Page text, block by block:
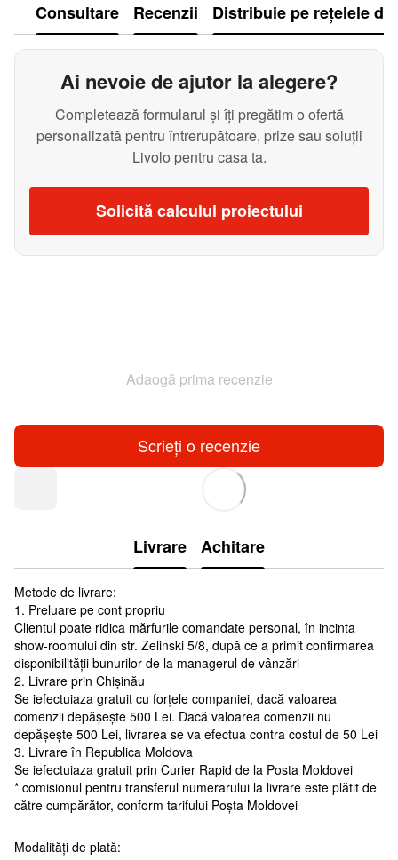
Consultare Recenzii Distribuie pe rețelele
Ai nevoie de ajutor la alegere?
Completează formularul și îți pregătim o ofertă
personalizată pentru întrerupătoare, prize sau soluții
Livolo pentru casa ta.
Solicită calculul proiectului
Adaogă prima recenzie
Scrieți o recenzie
Livrare Achitare
Metode de livrare:
1. Preluare pe cont propriu
Clientul poate ridica mărfurile comandate personal, în incinta
show-roomului din str. Zelinski 5/8, după ce a primit confirmarea
disponibilității bunurilor de la managerul de vânzări
2. Livrare prin Chișinău
Se iefectuiaza gratuit cu forțele companiei, dacă valoarea
comenzii depășește 500 Lei. Dacă valoarea comenzii nu
depășește 500 Lei, livrarea se va efectua contra costul de 50 Lei
3. Livrare în Republica Moldova
Se iefectuiaza gratuit prin Curier Rapid de la Posta Moldovei
* comisionul pentru transferul numerarului la livrare este plătit de
către cumpărător, conform tarifului Poșta Moldovei
Modalități de plată: